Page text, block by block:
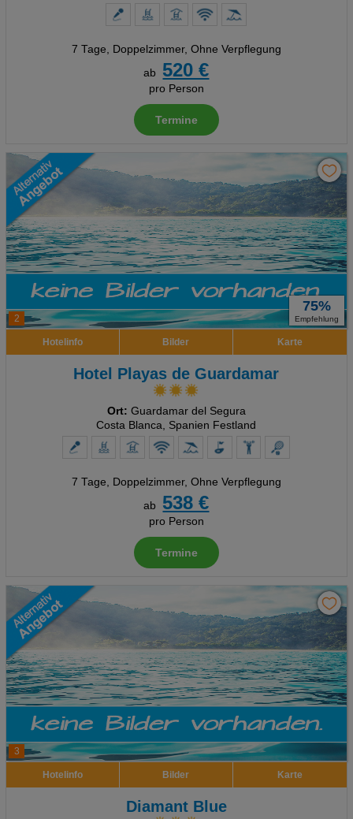
7 Tage, Doppelzimmer, Ohne Verpflegung
ab
520 €
pro Person
Termine
2
75%
Empfehlung
Hotelinfo Bilder Karte
Hotel Playas de Guardamar
Ort: Guardamar del Segura
Costa Blanca, Spanien Festland
7 Tage, Doppelzimmer, Ohne Verpflegung
ab
538 €
pro Person
Termine
3
Hotelinfo Bilder Karte
Diamant Blue